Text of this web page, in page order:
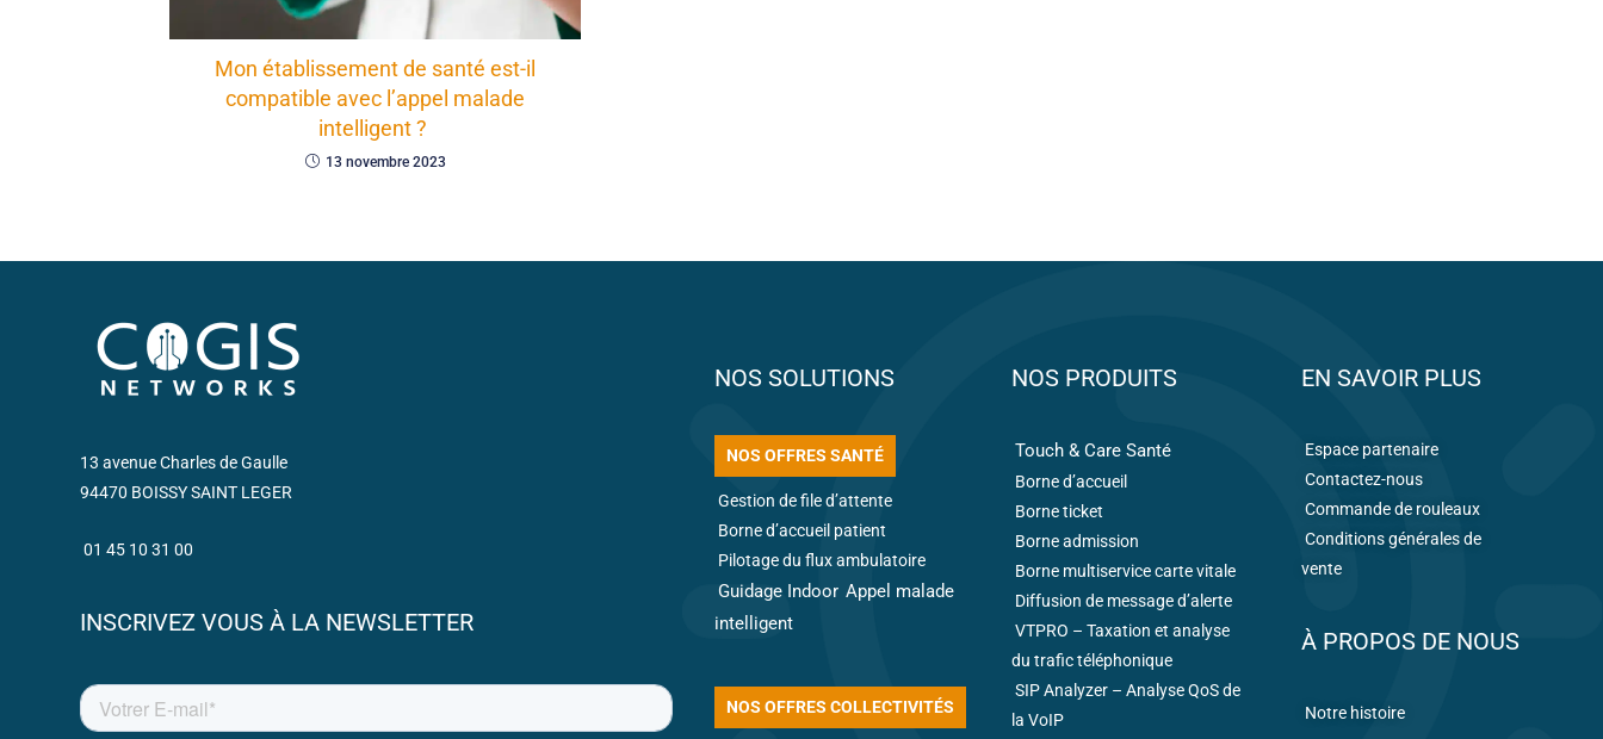
Mon établissement de santé est-il
compatible avec l’appel malade
intelligent ?
13 novembre 2023
13 avenue Charles de Gaulle
94470 BOISSY SAINT LEGER
01 45 10 31 00
INSCRIVEZ VOUS À LA NEWSLETTER
NOS SOLUTIONS
NOS OFFRES SANTÉ
Gestion de file d’attente
Borne d’accueil patient
Pilotage du flux ambulatoire
Guidage Indoor Appel malade
intelligent
NOS OFFRES COLLECTIVITÉS
NOS PRODUITS
Touch & Care Santé
Borne d’accueil
Borne ticket
Borne admission
Borne multiservice carte vitale
Diffusion de message d’alerte
VTPRO – Taxation et analyse
du trafic téléphonique
SIP Analyzer – Analyse QoS de
la VoIP
EN SAVOIR PLUS
Espace partenaire
Contactez-nous
Commande de rouleaux
Conditions générales de
vente
À PROPOS DE NOUS
Notre histoire